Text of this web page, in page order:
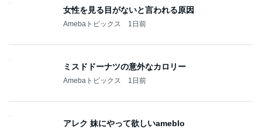
女性を見る目がないと言われる原因
Amebaトピックス 1日前
ミスドドーナツの意外なカロリー
Amebaトピックス 1日前
アレク 妹にやって欲しいameblo